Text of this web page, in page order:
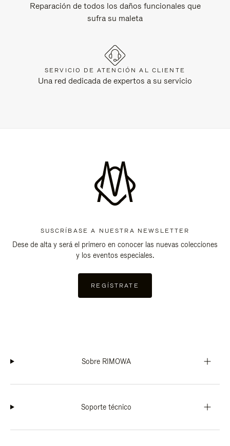
Reparación de todos los daños funcionales que
sufra su maleta
SERVICIO DE ATENCIÓN AL CLIENTE
Una red dedicada de expertos a su servicio
SUSCRÍBASE A NUESTRA NEWSLETTER
Dese de alta y será el primero en conocer las nuevas colecciones
y los eventos especiales.
REGÍSTRATE
Sobre RIMOWA
Soporte técnico